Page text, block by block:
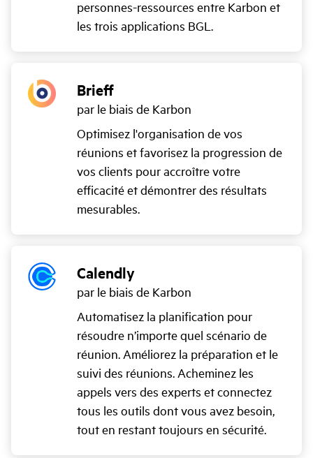
personnes-ressources entre Karbon et
les trois applications BGL.
Brieff
par le biais de Karbon
Optimisez l'organisation de vos
réunions et favorisez la progression de
vos clients pour accroître votre
efficacité et démontrer des résultats
mesurables.
Calendly
par le biais de Karbon
Automatisez la planification pour
résoudre n’importe quel scénario de
réunion. Améliorez la préparation et le
suivi des réunions. Acheminez les
appels vers des experts et connectez
tous les outils dont vous avez besoin,
tout en restant toujours en sécurité.